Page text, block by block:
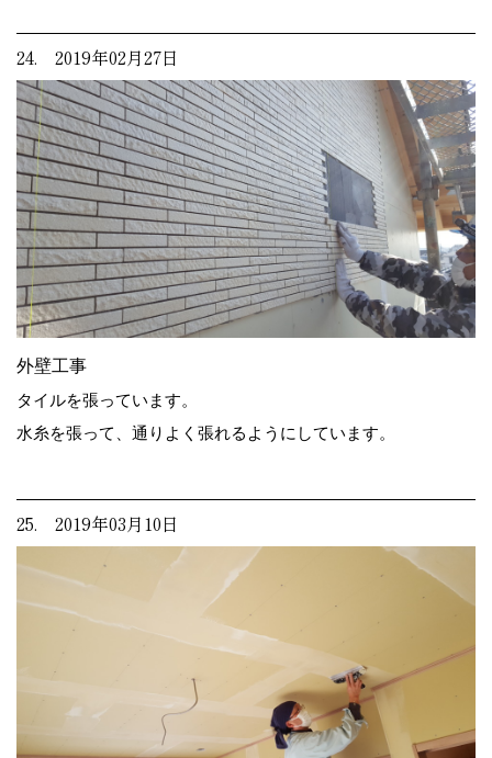
24. 2019年02月27日
外壁工事
タイルを張っています。
水糸を張って、通りよく張れるようにしています。
25. 2019年03月10日